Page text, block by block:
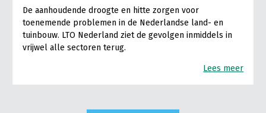
De aanhoudende droogte en hitte zorgen voor
toenemende problemen in de Nederlandse land- en
tuinbouw. LTO Nederland ziet de gevolgen inmiddels in
vrijwel alle sectoren terug.
Lees meer